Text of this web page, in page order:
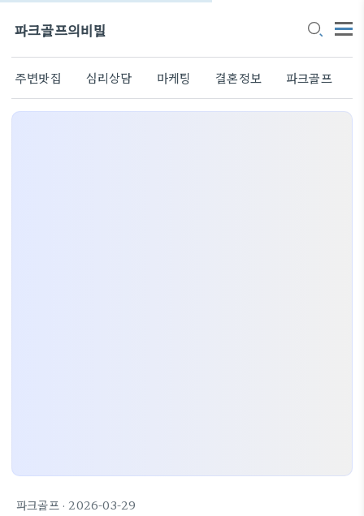
파크골프의비밀
주변맛집 심리상담 마케팅 결혼정보 파크골프
파크골프· 2026-03-29